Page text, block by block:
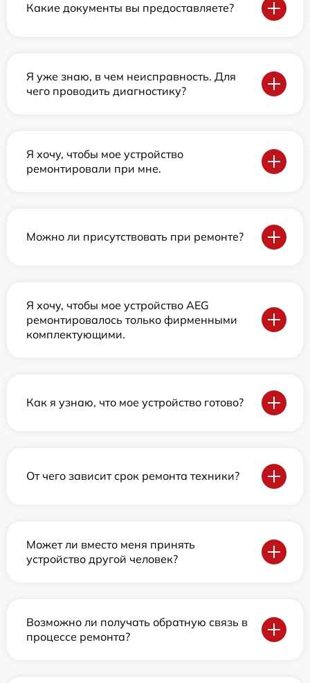
Какие документы вы предоставляете?
Я уже знаю, в чем неисправность. Для
чего проводить диагностику?
Я хочу, чтобы мое устройство
ремонтировали при мне.
Можно ли присутствовать при ремонте?
Я хочу, чтобы мое устройство AEG
ремонтировалось только фирменными
комплектующими.
Как я узнаю, что мое устройство готово?
От чего зависит срок ремонта техники?
Может ли вместо меня принять
устройство другой человек?
Возможно ли получать обратную связь в
процессе ремонта?